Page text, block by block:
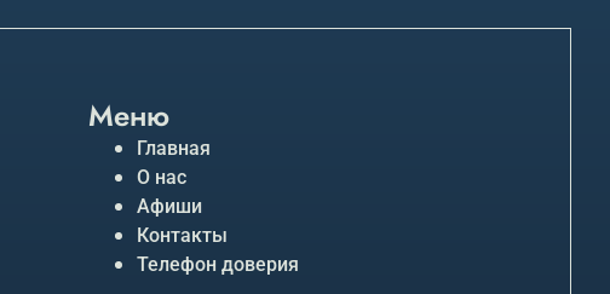
Меню
Главная
О нас
Афиши
Контакты
Телефон доверия